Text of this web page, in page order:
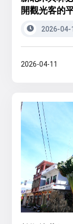
開觀光客的
2026-04-
2026-04-11